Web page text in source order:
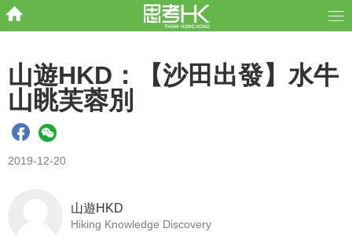
山遊HKD：【沙田出發】水牛
山眺芙蓉別
2019-12-20
山遊HKD
Hiking Knowledge Discovery